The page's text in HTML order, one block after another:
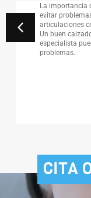
La importancia
evitar
articulaciones
Un buen
especialista
problemas.
CITA